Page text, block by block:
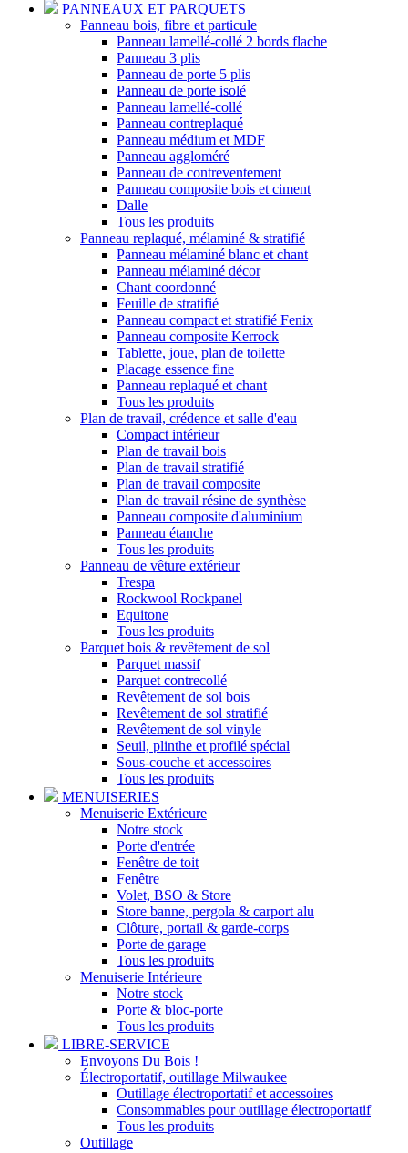
PANNEAUX ET PARQUETS
Panneau bois, fibre et particule
Panneau lamellé-collé 2 bords flache
Panneau 3 plis
Panneau de porte 5 plis
Panneau de porte isolé
Panneau lamellé-collé
Panneau contreplaqué
Panneau médium et MDF
Panneau aggloméré
Panneau de contreventement
Panneau composite bois et ciment
Dalle
Tous les produits
Panneau replaqué, mélaminé & stratifié
Panneau mélaminé blanc et chant
Panneau mélaminé décor
Chant coordonné
Feuille de stratifié
Panneau compact et stratifié Fenix
Panneau composite Kerrock
Tablette, joue, plan de toilette
Placage essence fine
Panneau replaqué et chant
Tous les produits
Plan de travail, crédence et salle d'eau
Compact intérieur
Plan de travail bois
Plan de travail stratifié
Plan de travail composite
Plan de travail résine de synthèse
Panneau composite d'aluminium
Panneau étanche
Tous les produits
Panneau de vêture extérieur
Trespa
Rockwool Rockpanel
Equitone
Tous les produits
Parquet bois & revêtement de sol
Parquet massif
Parquet contrecollé
Revêtement de sol bois
Revêtement de sol stratifié
Revêtement de sol vinyle
Seuil, plinthe et profilé spécial
Sous-couche et accessoires
Tous les produits
MENUISERIES
Menuiserie Extérieure
Notre stock
Porte d'entrée
Fenêtre de toit
Fenêtre
Volet, BSO & Store
Store banne, pergola & carport alu
Clôture, portail & garde-corps
Porte de garage
Tous les produits
Menuiserie Intérieure
Notre stock
Porte & bloc-porte
Tous les produits
LIBRE-SERVICE
Envoyons Du Bois !
Électroportatif, outillage Milwaukee
Outillage électroportatif et accessoires
Consommables pour outillage électroportatif
Tous les produits
Outillage